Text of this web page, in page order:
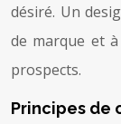
désiré. Un
de marque et
prospects.
Principes de